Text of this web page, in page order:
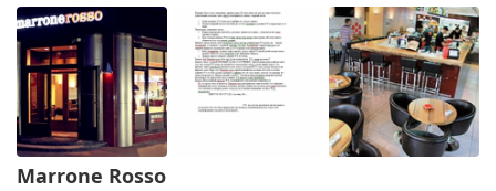
Marrone Rosso